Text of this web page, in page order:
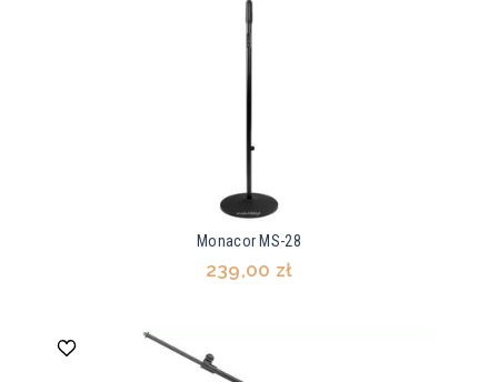
Monacor MS-28
239,00 zł